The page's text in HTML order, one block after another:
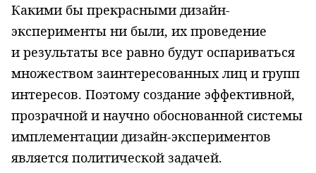
Какими бы прекрасными дизайн-
эксперименты ни были, их проведение
и результаты все равно будут оспариваться
множеством заинтересованных лиц и групп
интересов. Поэтому создание эффективной,
прозрачной и научно обоснованной системы
имплементации дизайн-экспериментов
является политической задачей.